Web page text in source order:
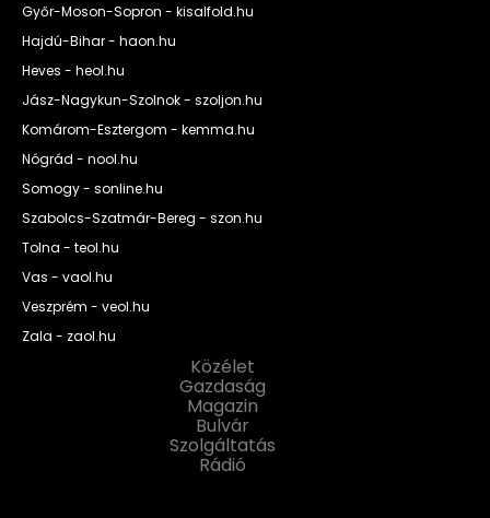
Győr-Moson-Sopron - kisalfold.hu
Hajdú-Bihar - haon.hu
Heves - heol.hu
Jász-Nagykun-Szolnok - szoljon.hu
Komárom-Esztergom - kemma.hu
Nógrád - nool.hu
Somogy - sonline.hu
Szabolcs-Szatmár-Bereg - szon.hu
Tolna - teol.hu
Vas - vaol.hu
Veszprém - veol.hu
Zala - zaol.hu
Közélet
Gazdaság
Magazin
Bulvár
Szolgáltatás
Rádió